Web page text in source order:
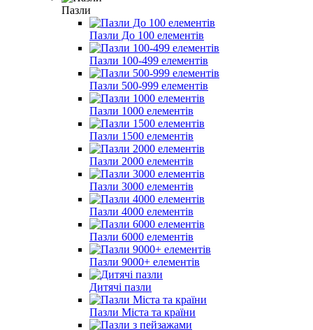
Пазли
Пазли До 100 елементів
Пазли 100-499 елементів
Пазли 500-999 елементів
Пазли 1000 елементів
Пазли 1500 елементів
Пазли 2000 елементів
Пазли 3000 елементів
Пазли 4000 елементів
Пазли 6000 елементів
Пазли 9000+ елементів
Дитячі пазли
Пазли Міста та країни